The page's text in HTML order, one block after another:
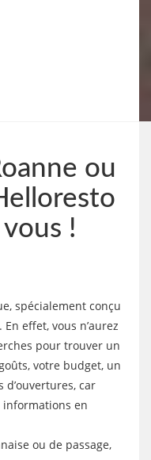
ou
!
spécialement conçu
effet, vous n’aurez
pour trouver un
votre budget, un
car
informations en
ou de passage,